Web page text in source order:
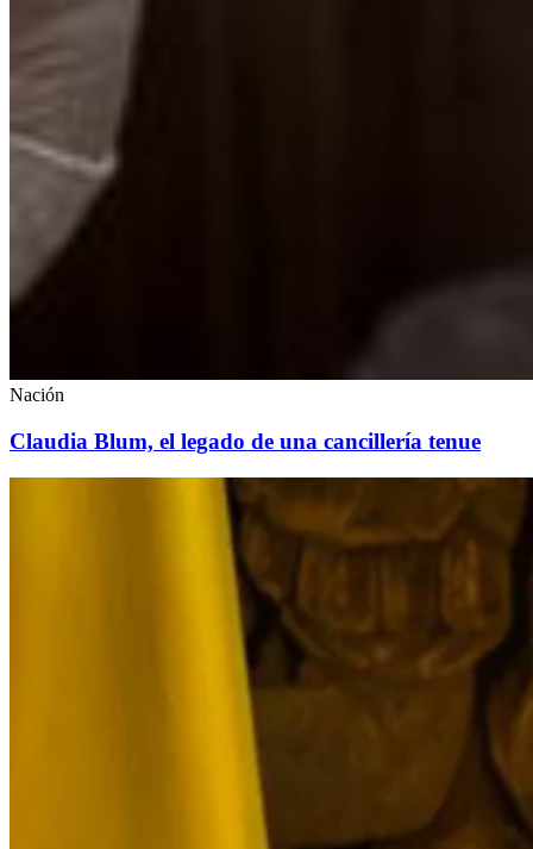
Nación
Claudia Blum, el legado de una cancillería tenue